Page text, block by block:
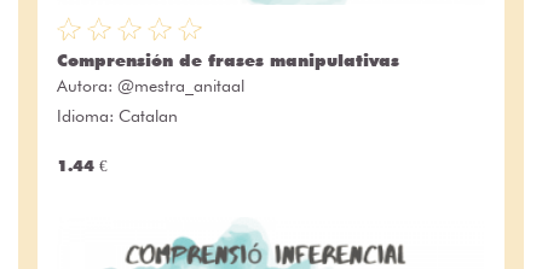
Comprensión de frases manipulativas
Autora: @mestra_anitaal
Idioma: Catalan
1.44 €